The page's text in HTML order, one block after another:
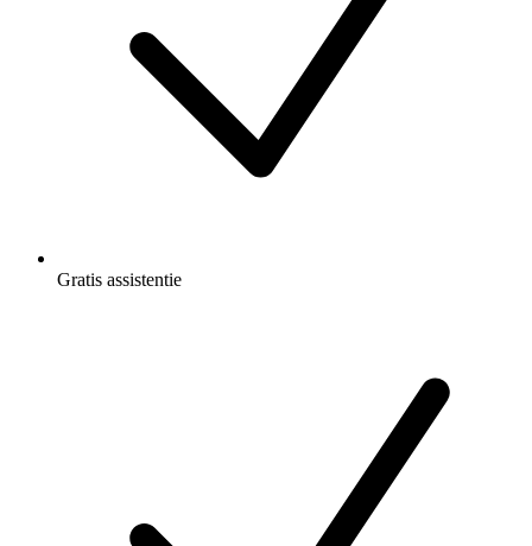
Gratis assistentie